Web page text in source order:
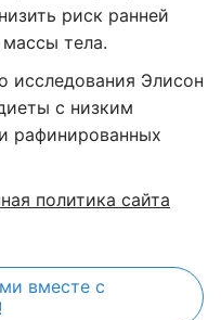
риск ранней
тела.
исследования Элисон
с низким
рафинированных
политика сайта
вместе с